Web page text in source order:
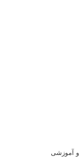
و آموزشی